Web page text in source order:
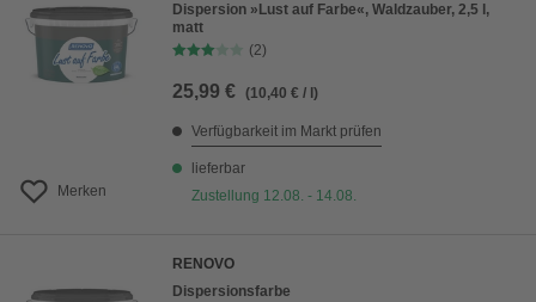
Merken
Dispersion »Lust auf Farbe«, Waldzauber, 2,5 l,
matt
(2)
25,99 € (10,40 € / l)
Verfügbarkeit im Markt prüfen
lieferbar
Zustellung 12.08. - 14.08.
RENOVO
Dispersionsfarbe